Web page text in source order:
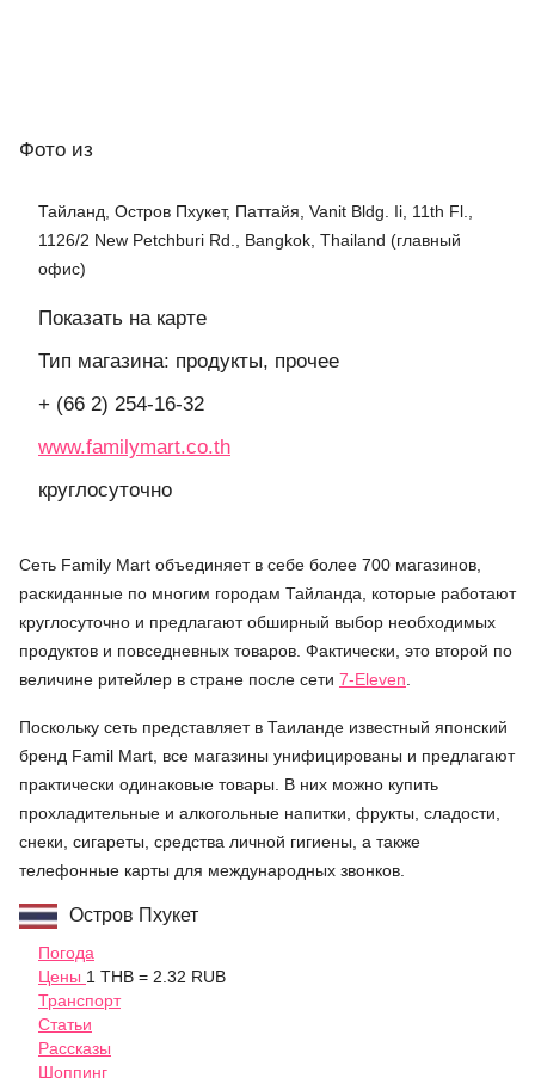
Фото из
Тайланд, Остров Пхукет, Паттайя, Vanit Bldg. Ii, 11th Fl.,
1126/2 New Petchburi Rd., Bangkok, Thailand (главный
офис)
Показать на карте
Тип магазина: продукты, прочее
+ (66 2) 254-16-32
www.familymart.co.th
круглосуточно
Сеть Family Mart объединяет в себе более 700 магазинов,
раскиданные по многим городам Тайланда, которые работают
круглосуточно и предлагают обширный выбор необходимых
продуктов и повседневных товаров. Фактически, это второй по
величине ритейлер в стране после сети 7-Eleven
Поскольку сеть представляет в Таиланде известный японский
бренд Famil Mart, все магазины унифицированы и предлагают
практически одинаковые товары. В них можно купить
прохладительные и алкогольные напитки, фрукты, сладости,
снеки, сигареты, средства личной гигиены, а также
телефонные карты для международных звонков.
Остров Пхукет
Погода
Цены 1 THB = 2.32 RUB
Транспорт
Статьи
Рассказы
Шоппинг